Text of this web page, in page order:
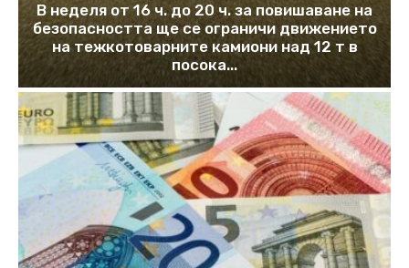
В неделя от 16 ч. до 20 ч. за повишаване на
безопасността ще се ограничи движението
на тежкотоварните камиони над 12 т в
посока...